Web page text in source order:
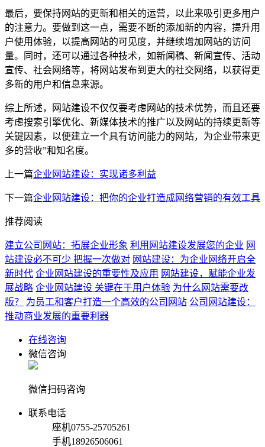
最后，要保持网站的更新和相关的运营，以此来吸引更多用户
的注意力。要做到这一点，需要不断的添加新的内容，提升用
户使用体验，以提高网站的可见度，并继续增加网站的访问
量。同时，还可以通过各种技术，如新闻稿、新闻宣传、活动
宣传、社会网络等，将网站发布到更大的社交网络，以获得更
多新的用户和信息来源。
综上所述，网站建设不仅仅要考虑网站的技术优势，而且还要
考虑搜索引擎优化、新媒体技术的推广以及网站的持续更新等
关键因素，以便建立一个具有访问能力的网站，为企业带来更
多的营收”和知名度。
上一篇企业网站建设：实现诸多利益
下一篇企业网站建设：把你的企业打造成网络营销的有效工具
推荐阅读
建立公司网站：拓展企业形象 利用网站建设发展您的企业 网
站建设必不可少 把握一次做对 网站建设：为企业网络开启全
新时代 企业网站建设的重要性及应用 网站建设，赋能企业发
展战略 企业网站建设 关键在于用户体验 为什么网站需要改
版？
为员工和客户打造一个高效的公司网站 公司网站建设：
推动商业发展的重要利器
在线咨询
微信咨询
微信扫码咨询
联系电话
座机0755-25705261
手机18926506061